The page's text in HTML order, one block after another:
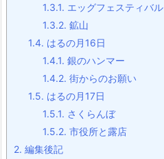
1.3.1. エッグフェスティバル
1.3.2. 鉱山
1.4. はるの月16日
1.4.1. 銀のハンマー
1.4.2. 街からのお願い
1.5. はるの月17日
1.5.1. さくらんぼ
1.5.2. 市役所と露店
2. 編集後記